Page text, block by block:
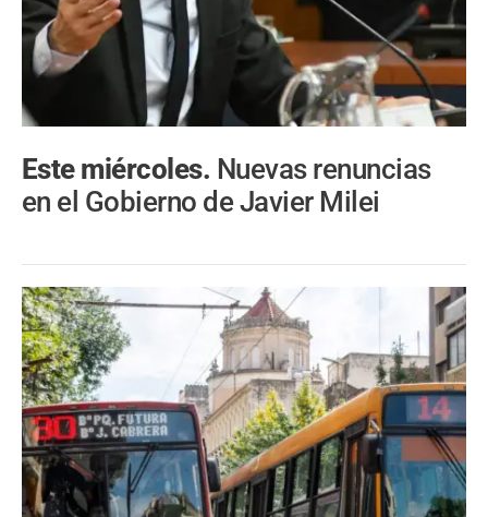
Este miércoles. Nuevas renuncias
en el Gobierno de Javier Milei